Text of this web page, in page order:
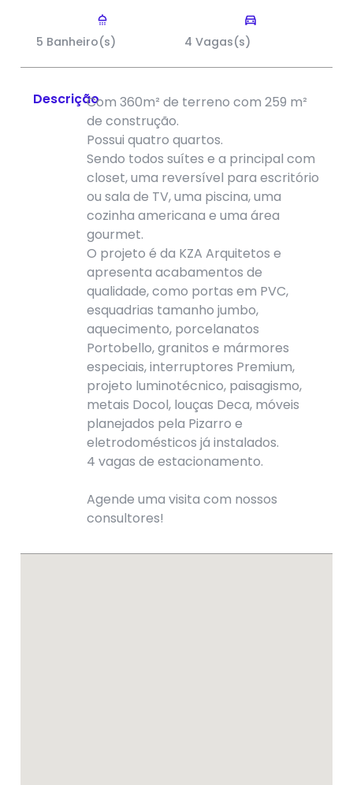
5 Banheiro(s) 4 Vagas(s)
DescriçãoCom 360m² de terreno com 259 m²
de construção.
Possui quatro quartos.
Sendo todos suítes e a principal com
closet, uma reversível para escritório
ou sala de TV, uma piscina, uma
cozinha americana e uma área
gourmet.
O projeto é da KZA Arquitetos e
apresenta acabamentos de
qualidade, como portas em PVC,
esquadrias tamanho jumbo,
aquecimento, porcelanatos
Portobello, granitos e mármores
especiais, interruptores Premium,
projeto luminotécnico, paisagismo,
metais Docol, louças Deca, móveis
planejados pela Pizarro e
eletrodomésticos já instalados.
4 vagas de estacionamento.
Agende uma visita com nossos
consultores!